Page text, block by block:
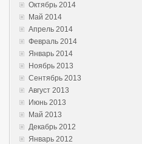
Октябрь 2014
Май 2014
Апрель 2014
Февраль 2014
Январь 2014
Ноябрь 2013
Сентябрь 2013
Август 2013
Июнь 2013
Май 2013
Декабрь 2012
Январь 2012